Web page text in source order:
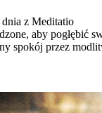
z Meditatio
aby pogłębić
spokój przez